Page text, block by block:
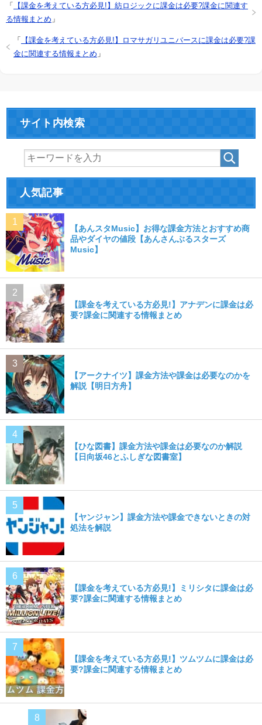
「
【課金を考えている方必見!】紡ロジックに課金は必要?課金に関連す
る情報まとめ 」
「 【課金を考えている方必見!】ロマサガリユニバースに課金は必要?課
金に関連する情報まとめ 」
サイト内検索
人気記事
【あんスタMusic】お得な課金方法とおすすめ商
品やダイヤの値段【あんさんぶるスターズ
Music】
【課金を考えている方必見!】アナデンに課金は必
要?課金に関連する情報まとめ
【アークナイツ】課金方法や課金は必要なのかを
解説【明日方舟】
【ひな図書】課金方法や課金は必要なのか解説
【日向坂46とふしぎな図書室】
【ヤンジャン】課金方法や課金できないときの対
処法を解説
【課金を考えている方必見!】ミリシタに課金は必
要?課金に関連する情報まとめ
【課金を考えている方必見!】ツムツムに課金は必
要?課金に関連する情報まとめ